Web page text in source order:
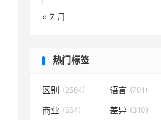
« 7 月
热门标签
区别 (2564) 语言 (701)
商业 (664) 差异 (310)